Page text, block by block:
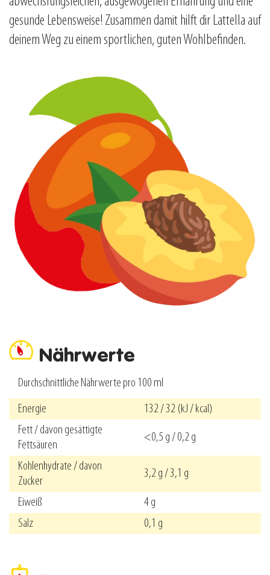
gesunde Lebensweise! Zusammen damit hilft dir Lattella auf
deinem Weg zu einem sportlichen, guten Wohlbefinden.
Nährwerte
Durchschnittliche Nährwerte pro 100 ml
Energie
132 / 32 (kJ / kcal)
Fett / davon gesättigte
Fettsäuren
<0,5 g / 0,2 g
Kohlenhydrate / davon
Zucker
3,2 g / 3,1 g
Eiweiß
4 g
Salz
0,1 g